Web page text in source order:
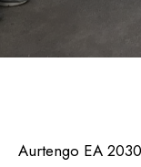
Aurtengo EA